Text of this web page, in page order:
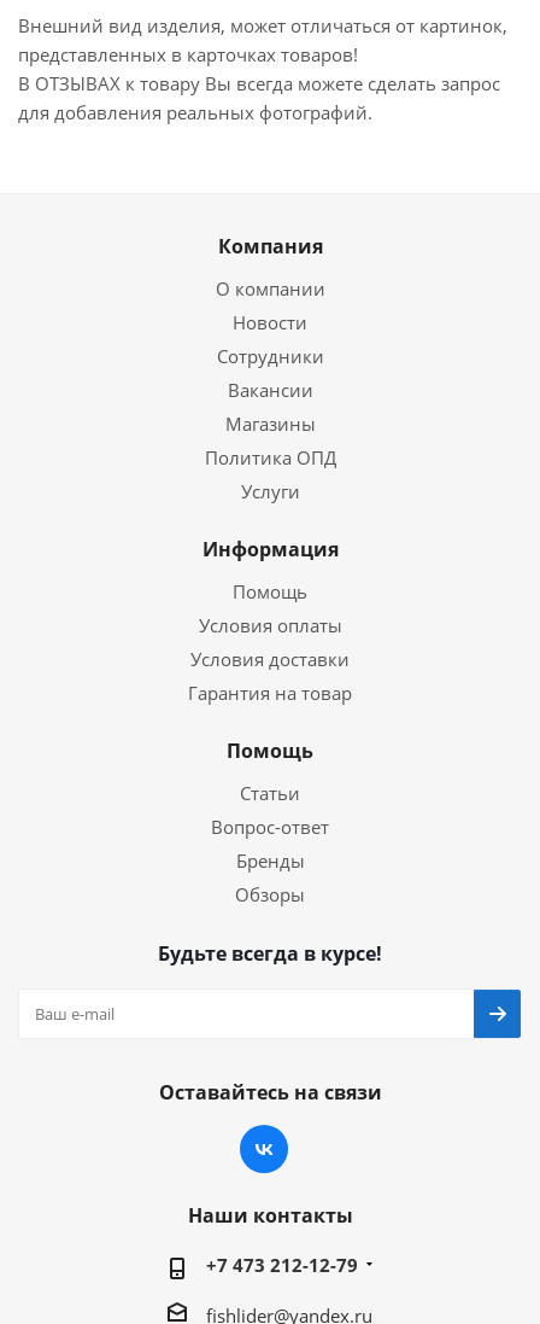
Внешний вид изделия, может отличаться от картинок,
представленных в карточках товаров!
В ОТЗЫВАХ к товару Вы всегда можете сделать запрос
для добавления реальных фотографий.
Компания
О компании
Новости
Сотрудники
Вакансии
Магазины
Политика ОПД
Услуги
Информация
Помощь
Условия оплаты
Условия доставки
Гарантия на товар
Помощь
Статьи
Вопрос-ответ
Бренды
Обзоры
Будьте всегда в курсе!
Оставайтесь на связи
Наши контакты
+7 473 212-12-79
fishlider@yandex.ru